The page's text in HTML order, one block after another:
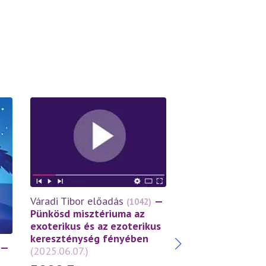
—
Váradi Tibor előadás (1042) —
Pünkösd misztériuma az
exoterikus és az ezoterikus
kereszténység fényében
(2025.06.07.)